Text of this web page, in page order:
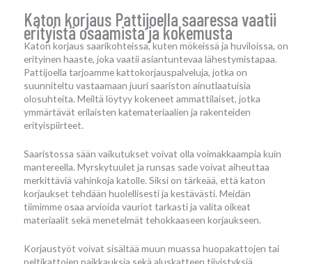
Katon korjaus Pattijoella saaressa vaatii
erityistä osaamista ja kokemusta
Katon korjaus saarikohteissa, kuten mökeissä ja huviloissa, on
erityinen haaste, joka vaatii asiantuntevaa lähestymistapaa.
Pattijoella tarjoamme kattokorjauspalveluja, jotka on
suunniteltu vastaamaan juuri saariston ainutlaatuisia
olosuhteita. Meiltä löytyy kokeneet ammattilaiset, jotka
ymmärtävät erilaisten katemateriaalien ja rakenteiden
erityispiirteet.
Saaristossa sään vaikutukset voivat olla voimakkaampia kuin
mantereella. Myrskytuulet ja runsas sade voivat aiheuttaa
merkittäviä vahinkoja katolle. Siksi on tärkeää, että katon
korjaukset tehdään huolellisesti ja kestävästi. Meidän
tiimimme osaa arvioida vauriot tarkasti ja valita oikeat
materiaalit sekä menetelmät tehokkaaseen korjaukseen.
Korjaustyöt voivat sisältää muun muassa huopakattojen tai
peltikattojen paikkauksia sekä aluskatteen tiivistyksiä.